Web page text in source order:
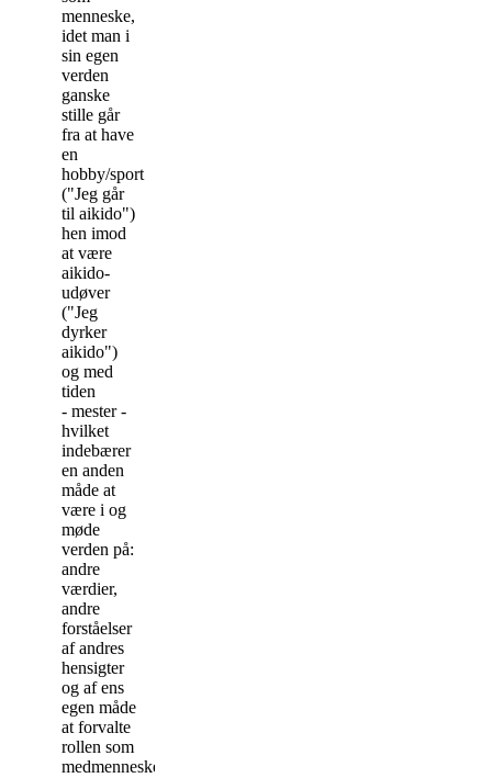
menneske,
idet man i
sin egen
verden
ganske
stille går
fra at have
en
hobby/sport
("Jeg går
til aikido")
hen imod
at være
aikido-
udøver
("Jeg
dyrker
aikido")
og med
tiden
- mester -
hvilket
indebærer
en anden
måde at
være i og
møde
verden på:
andre
værdier,
andre
forståelser
af andres
hensigter
og af ens
egen måde
at forvalte
rollen som
medmenneske.